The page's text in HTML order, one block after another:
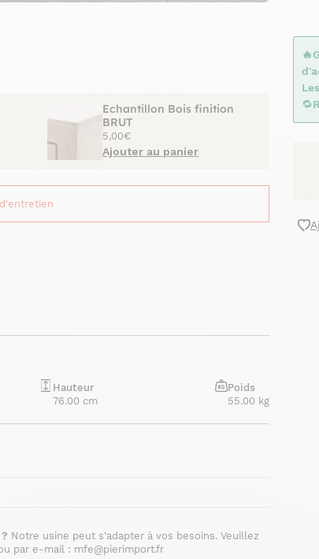
🔁
Echantillon Bois finition
BRUT
5,00€
Ajouter au panier
Hauteur
76.00 cm
Poids
55.00 kg
Notre usine peut s'adapter à vos besoins. Veuillez
par e-mail : mfe@pierimport.fr